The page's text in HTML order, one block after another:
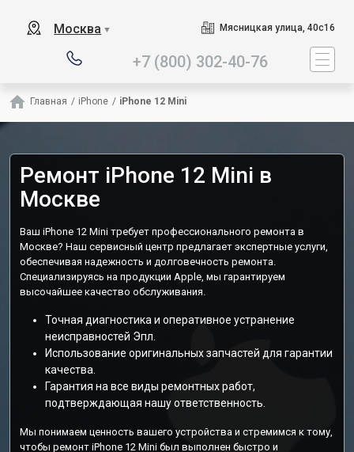
Москва ▼ Мясницкая улица, 40с16
+7 (800) 302-40-76
Главная / iPhone / iPhone 12 Mini
Ремонт iPhone 12 Mini в
Москве
Ваш iPhone 12 Mini требует профессионального ремонта в
Москве? Наш сервисный центр предлагает экспертные услуги,
обеспечивая надежность и долговечность ремонта.
Специализируясь на продукции Apple, мы гарантируем
высочайшее качество обслуживания.
Точная диагностика и оперативное устранение
неисправностей Эпл.
Использование оригинальных запчастей для гарантии
качества.
Гарантия на все виды ремонтных работ,
подтверждающая нашу ответственность.
Мы понимаем ценность вашего устройства и стремимся к тому,
чтобы ремонт iPhone 12 Mini был выполнен быстро и